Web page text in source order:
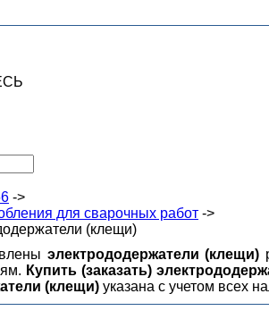
->
для сварочных работ ->
(клещи)
электрододержатели (клещи)
Купить (заказать)
(клещи) указана с учетом всех